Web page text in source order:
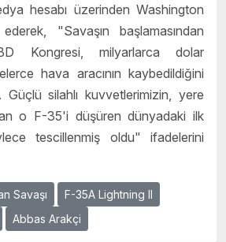
hesabı üzerinden Washington
"Savaşın başlamasından
Kongresi, milyarlarca dolar
hava aracının kaybedildiğini
silahlı kuvvetlerimizin, yere
o F-35'i düşüren dünyadaki ilk
tescillenmiş oldu" ifadelerini
Savaşı
F-35A Lightning II
Abbas Arakçi